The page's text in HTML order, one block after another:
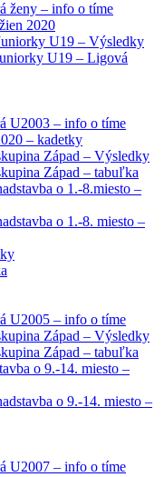
ženy – info o tíme
2020
U19 – Výsledky
U19 – Ligová
U2003 – info o tíme
– kadetky
Západ – Výsledky
Západ – tabuľka
o 1.-8.miesto –
o 1.-8. miesto –
U2005 – info o tíme
Západ – Výsledky
Západ – tabuľka
o 9.-14. miesto –
o 9.-14. miesto –
U2007 – info o tíme